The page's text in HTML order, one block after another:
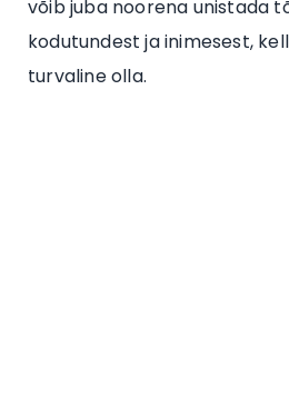
võib juba noorena unistada
kodutundest ja inimesest,
turvaline olla.